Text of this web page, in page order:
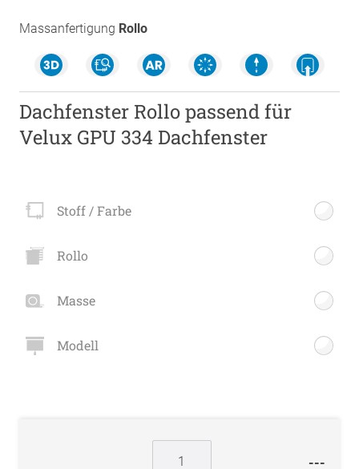
Massanfertigung Rollo
Dachfenster Rollo passend für
Velux GPU 334 Dachfenster
Stoff / Farbe
Rollo
Masse
Modell
---